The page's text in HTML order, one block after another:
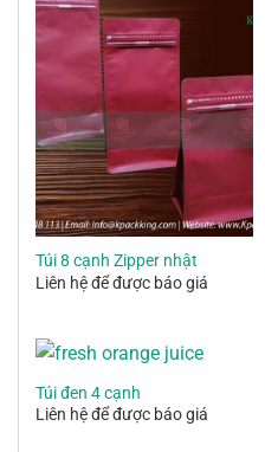
Túi 8 cạnh Zipper nhật
Liên hệ để được báo giá
Túi đen 4 cạnh
Liên hệ để được báo giá